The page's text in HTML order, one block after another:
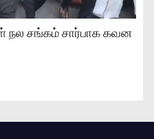
நல சங்கம் சார்பாக கவன